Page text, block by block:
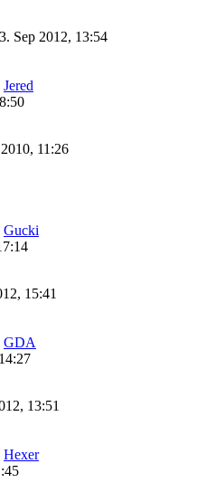
Sep 2012, 13:54
Jered
11:26
Gucki
15:41
GDA
13:51
Hexer